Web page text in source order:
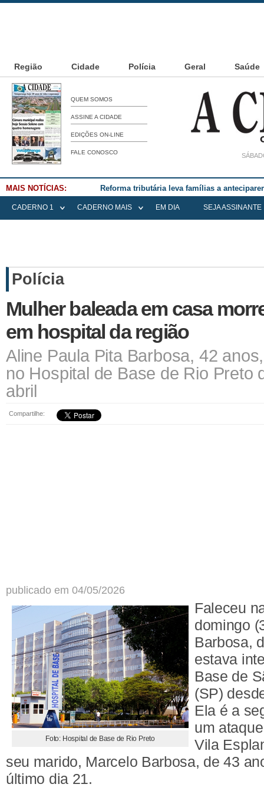
Região Cidade Polícia Geral Saúde
QUEM SOMOS
ASSINE A CIDADE
EDIÇÕES ON-LINE
FALE CONOSCO
MAIS NOTÍCIAS: Reforma tributária leva famílias a
CADERNO 1 CADERNO MAIS EM DIA SEJA ASSINANTE
Polícia
Mulher baleada em casa
em hospital da região
Aline Paula Pita Barbosa, 42
no Hospital de Base de Rio Preto
abril
Compartilhe:
publicado em 04/05/2026
Foto: Hospital de Base de Rio Preto
Faleceu
domingo
Barbosa,
estava
Base de
(SP)
Ela é a
um
Vila
seu marido, Marcelo Barbosa, de 43
último dia 21.